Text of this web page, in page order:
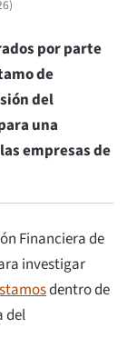
)
por parte
de
del
una
empresas de
Financiera de
investigar
dentro de
del